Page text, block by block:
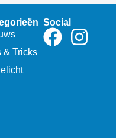
& Tricks
Social